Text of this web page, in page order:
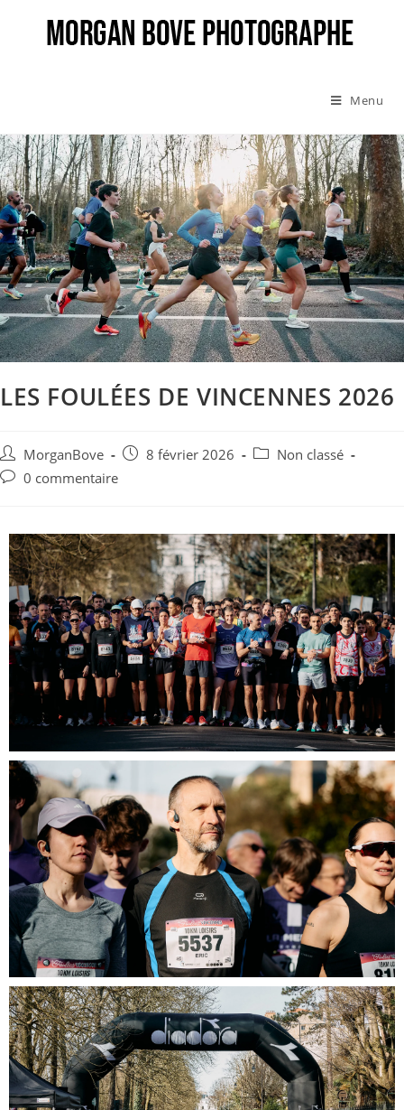
Menu
LES FOULÉES DE VINCENNES 2026
MorganBove 8 février 2026
Non classé
0 commentaire